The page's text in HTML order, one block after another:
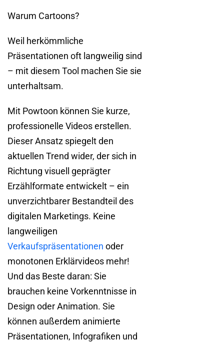
Warum Cartoons?
Weil herkömmliche
Präsentationen oft langweilig sind
– mit diesem Tool machen Sie sie
unterhaltsam.
Mit Powtoon können Sie kurze,
professionelle Videos erstellen.
Dieser Ansatz spiegelt den
aktuellen Trend wider, der sich in
Richtung visuell geprägter
Erzählformate entwickelt – ein
unverzichtbarer Bestandteil des
digitalen Marketings. Keine
langweiligen
Verkaufspräsentationen oder
monotonen Erklärvideos mehr!
Und das Beste daran: Sie
brauchen keine Vorkenntnisse in
Design oder Animation. Sie
können außerdem animierte
Präsentationen, Infografiken und